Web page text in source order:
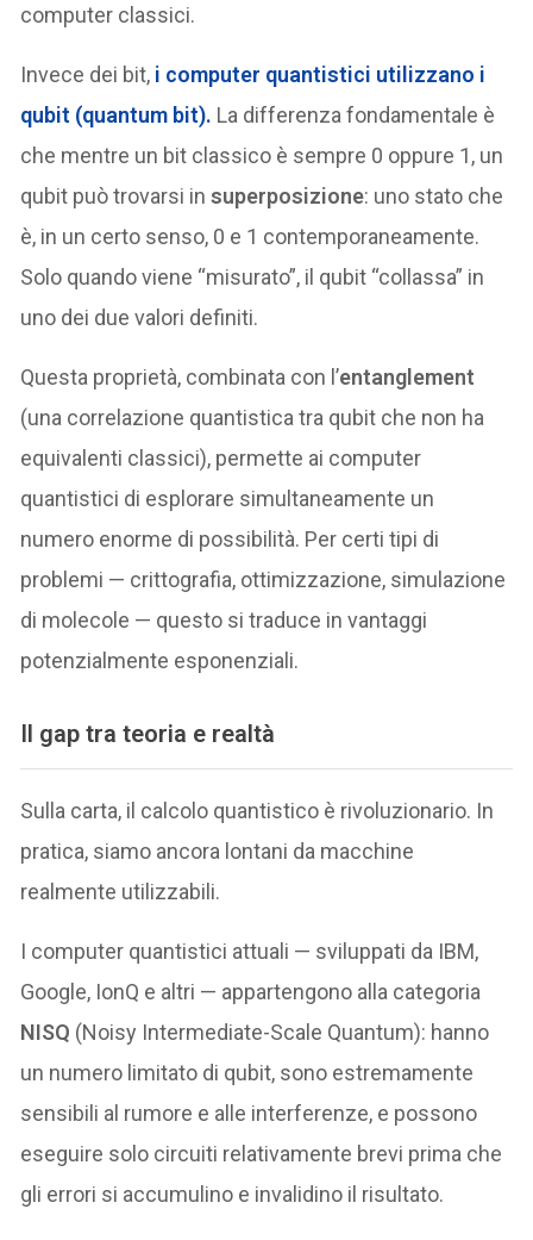
computer classici.
Invece dei bit, i computer quantistici utilizzano i
qubit (quantum bit). La differenza fondamentale è
che mentre un bit classico è sempre 0 oppure 1, un
qubit può trovarsi insuperposizione: uno stato che
è, in un certo senso, 0 e 1 contemporaneamente.
Solo quando viene “misurato”, il qubit “collassa” in
uno dei due valori definiti.
Questa proprietà, combinata con l’entanglement
(una correlazione quantistica tra qubit che non ha
equivalenti classici), permette ai computer
quantistici di esplorare simultaneamente un
numero enorme di possibilità. Per certi tipi di
problemi — crittografia, ottimizzazione, simulazione
di molecole — questo si traduce in vantaggi
potenzialmente esponenziali.
Il gap tra teoria e realtà
Sulla carta, il calcolo quantistico è rivoluzionario. In
pratica, siamo ancora lontani da macchine
realmente utilizzabili.
I computer quantistici attuali — sviluppati da IBM,
Google, IonQ e altri — appartengono alla categoria
NISQ (Noisy Intermediate-Scale Quantum): hanno
un numero limitato di qubit, sono estremamente
sensibili al rumore e alle interferenze, e possono
eseguire solo circuiti relativamente brevi prima che
gli errori si accumulino e invalidino il risultato.